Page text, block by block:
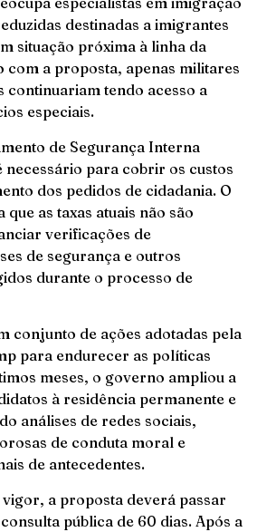
destinadas a imigrantes
situação próxima à linha da
com a proposta, apenas militares
continuariam tendo acesso a
especiais.
de Segurança Interna
necessário para cobrir os custos
dos pedidos de cidadania. O
as taxas atuais não são
verificações de
de segurança e outros
durante o processo de
conjunto de ações adotadas pela
para endurecer as políticas
meses, o governo ampliou a
à residência permanente e
análises de redes sociais,
de conduta moral e
de antecedentes.
a proposta deverá passar
pública de 60 dias. Após a